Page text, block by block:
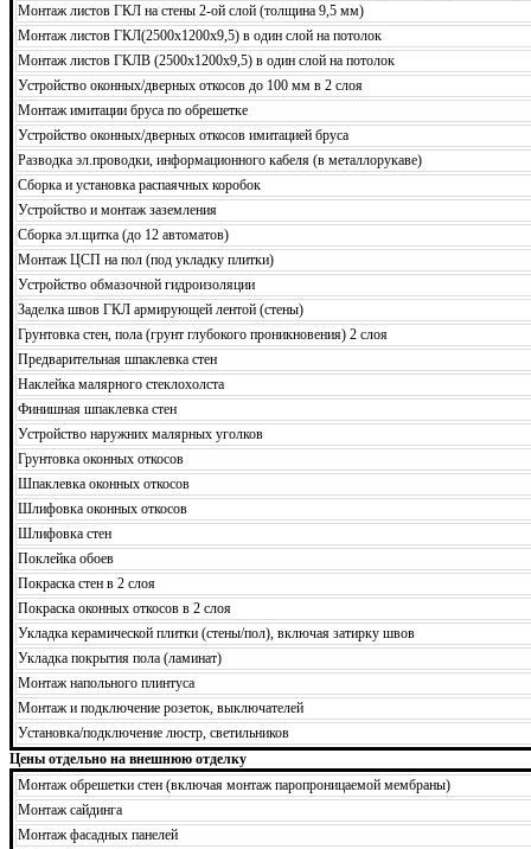
Монтаж листов ГКЛ на стены 2-ой слой (толщина 9,5 мм)
Монтаж листов ГКЛ(2500х1200х9,5) в один слой на потолок
Монтаж листов ГКЛВ (2500х1200х9,5) в один слой на потолок
Устройство оконных/дверных откосов до 100 мм в 2 слоя
Монтаж имитации бруса по обрешетке
Устройство оконных/дверных откосов имитацией бруса
Разводка эл.проводки, информационного кабеля (в металлорукаве)
Сборка и установка распаячных коробок
Устройство и монтаж заземления
Сборка эл.щитка (до 12 автоматов)
Монтаж ЦСП на пол (под укладку плитки)
Устройство обмазочной гидроизоляции
Заделка швов ГКЛ армирующей лентой (стены)
Грунтовка стен, пола (грунт глубокого проникновения) 2 слоя
Предварительная шпаклевка стен
Наклейка малярного стеклохолста
Финишная шпаклевка стен
Устройство наружних малярных уголков
Грунтовка оконных откосов
Шпаклевка оконных откосов
Шлифовка оконных откосов
Шлифовка стен
Поклейка обоев
Покраска стен в 2 слоя
Покраска оконных откосов в 2 слоя
Укладка керамической плитки (стены/пол), включая затирку швов
Укладка покрытия пола (ламинат)
Монтаж напольного плинтуса
Монтаж и подключение розеток, выключателей
Установка/подключение люстр, светильников
Цены отдельно на внешнюю отделку
Монтаж обрешетки стен (включая монтаж паропроницаемой мембраны)
Монтаж сайдинга
Монтаж фасадных панелей